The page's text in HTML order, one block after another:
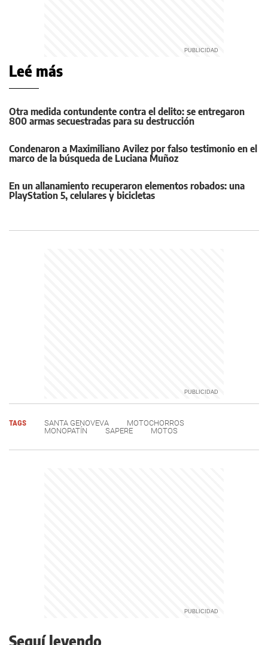
Leé más
Otra medida contundente contra el delito: se entregaron
800 armas secuestradas para su destrucción
Condenaron a Maximiliano Avilez por falso testimonio en el
marco de la búsqueda de Luciana Muñoz
En un allanamiento recuperaron elementos robados: una
PlayStation 5, celulares y bicicletas
TAGS SANTA GENOVEVA
MOTOCHORROS
MONOPATÍN
SAPERE MOTOS
Seguí leyendo